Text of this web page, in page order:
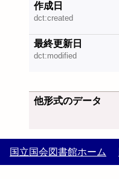
作成日
dct:created
最終更新日
dct:modified
他形式のデータ
国立国会図書館ホーム